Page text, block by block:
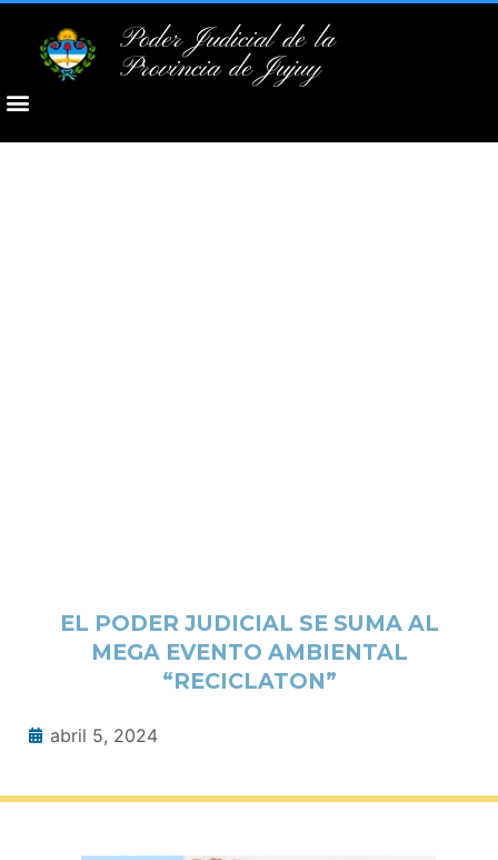
Poder Judicial de la
Provincia de Jujuy
EL PODER JUDICIAL SE SUMA AL
MEGA EVENTO AMBIENTAL
“RECICLATON”
abril 5, 2024